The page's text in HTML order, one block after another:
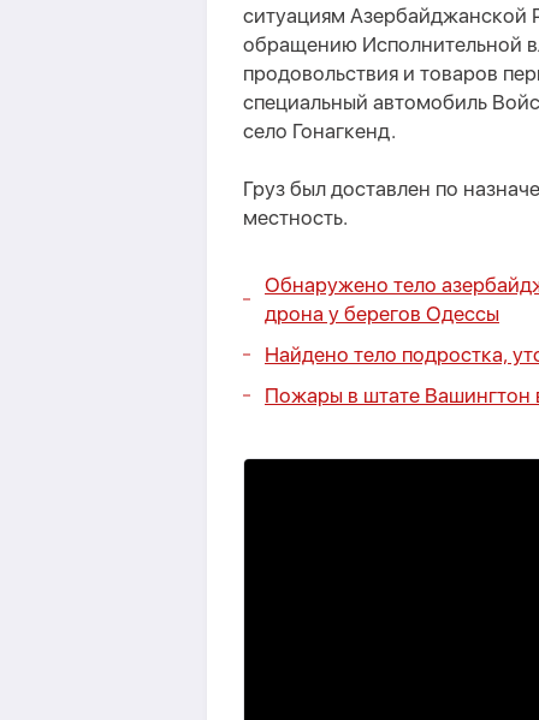
ситуациям Азербайджанской
обращению Исполнительной
продовольствия и товаров
специальный автомобиль
село Гонагкенд.
Груз был доставлен по
местность.
Обнаружено тело
дрона у берегов Одессы
Найдено тело подростка,
Пожары в штате Вашингтон